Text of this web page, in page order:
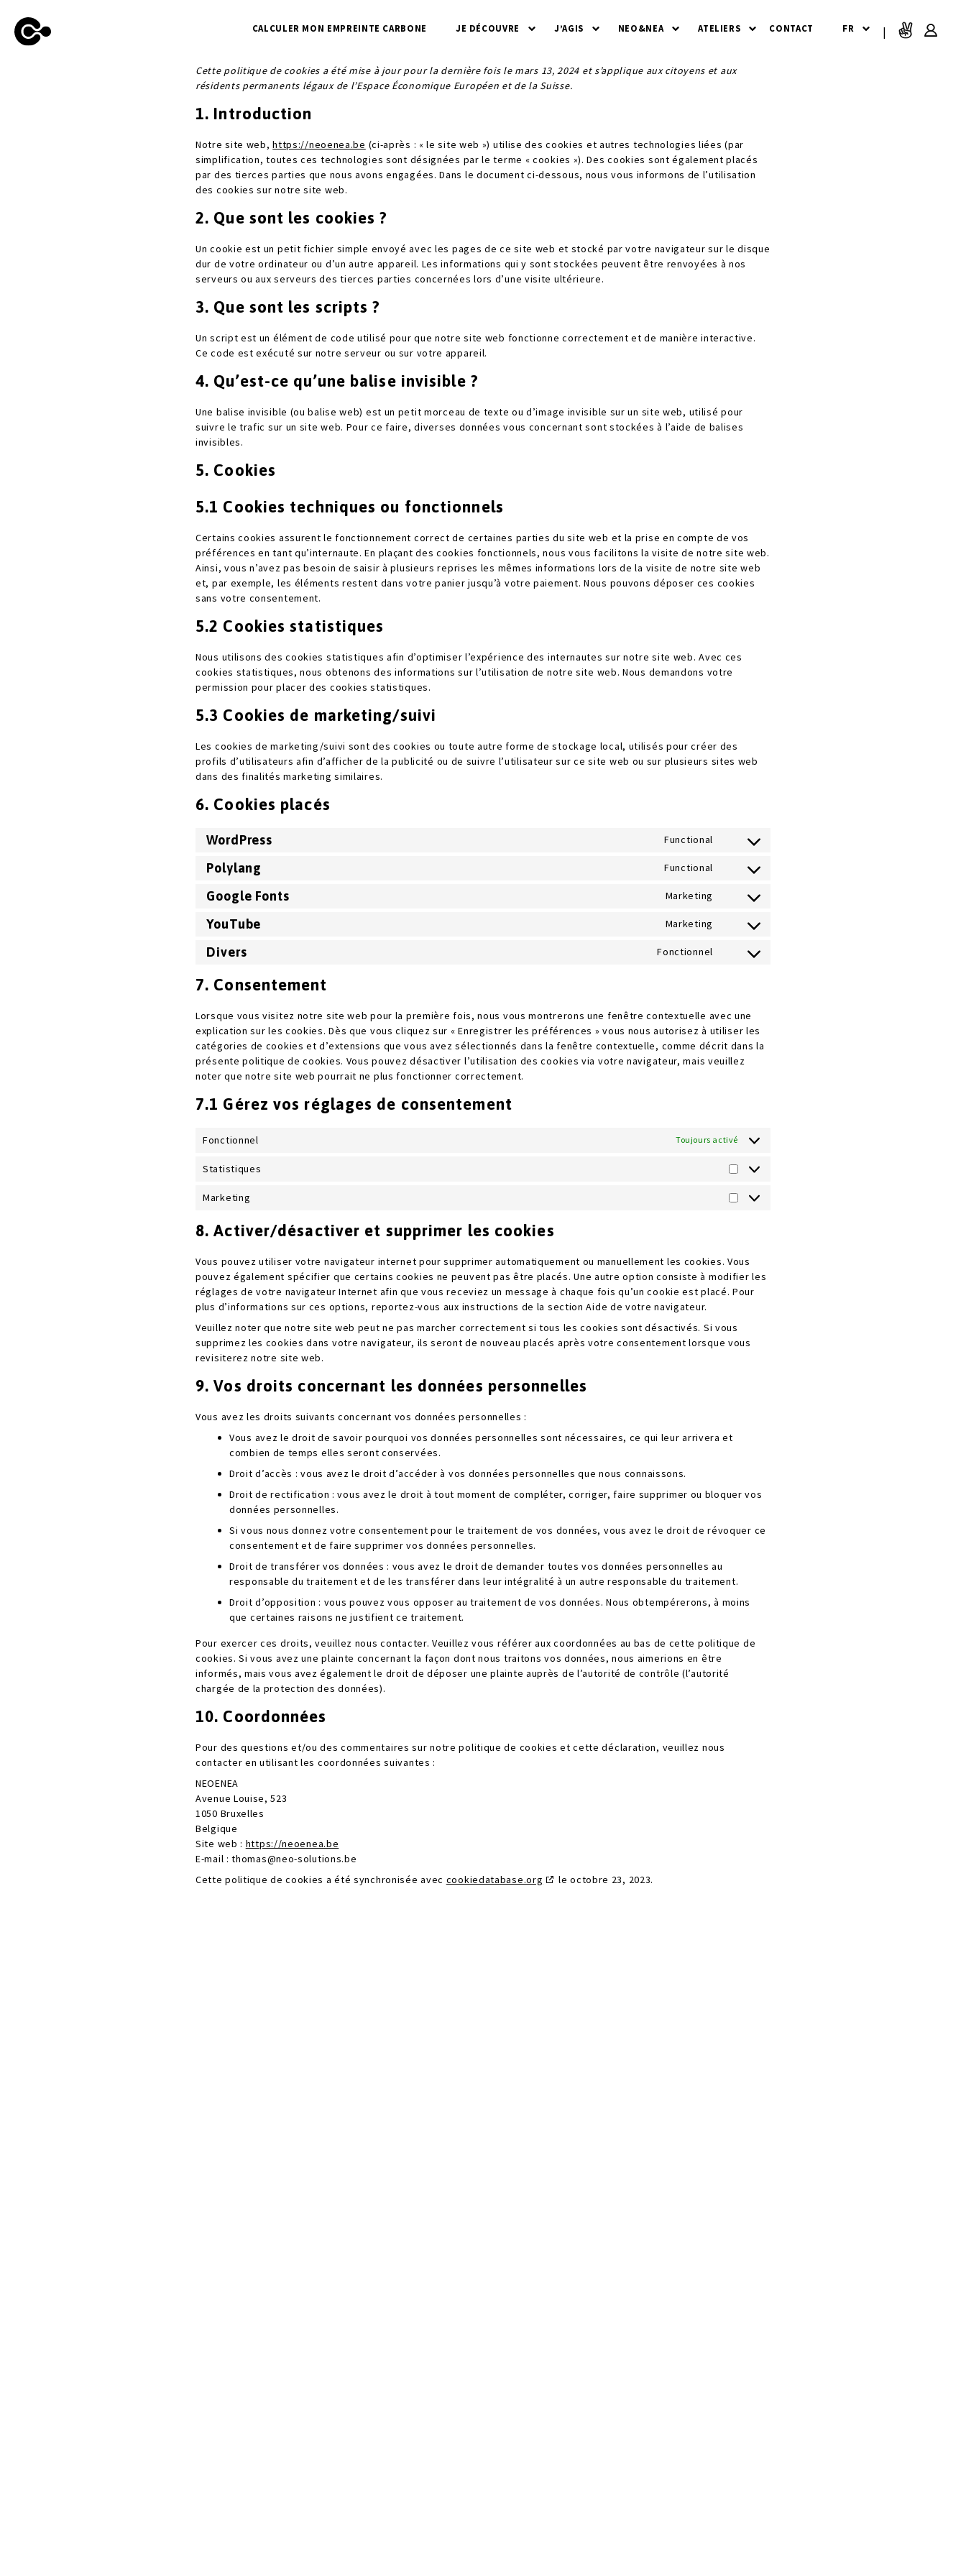
CALCULER MON EMPREINTE CARBONE JE DÉCOUVRE J’AGIS NEO&NEA ATELIERS CONTACT FR |
Cette politique de cookies a été mise à jour pour la dernière fois le mars 13, 2024 et s’applique aux citoyens et aux
résidents permanents légaux de l’Espace Économique Européen et de la Suisse.
1. Introduction
Notre site web,https://neoenea.be (ci-après : « le site web ») utilise des cookies et autres technologies liées (par
simplification, toutes ces technologies sont désignées par le terme « cookies »). Des cookies sont également placés
par des tierces parties que nous avons engagées. Dans le document ci-dessous, nous vous informons de l’utilisation
des cookies sur notre site web.
2. Que sont les cookies ?
Un cookie est un petit fichier simple envoyé avec les pages de ce site web et stocké par votre navigateur sur le disque
dur de votre ordinateur ou d’un autre appareil. Les informations qui y sont stockées peuvent être renvoyées à nos
serveurs ou aux serveurs des tierces parties concernées lors d’une visite ultérieure.
3. Que sont les scripts ?
Un script est un élément de code utilisé pour que notre site web fonctionne correctement et de manière interactive.
Ce code est exécuté sur notre serveur ou sur votre appareil.
4. Qu’est-ce qu’une balise invisible ?
Une balise invisible (ou balise web) est un petit morceau de texte ou d’image invisible sur un site web, utilisé pour
suivre le trafic sur un site web. Pour ce faire, diverses données vous concernant sont stockées à l’aide de balises
invisibles.
5. Cookies
5.1 Cookies techniques ou fonctionnels
Certains cookies assurent le fonctionnement correct de certaines parties du site web et la prise en compte de vos
préférences en tant qu’internaute. En plaçant des cookies fonctionnels, nous vous facilitons la visite de notre site web.
Ainsi, vous n’avez pas besoin de saisir à plusieurs reprises les mêmes informations lors de la visite de notre site web
et, par exemple, les éléments restent dans votre panier jusqu’à votre paiement. Nous pouvons déposer ces cookies
sans votre consentement.
5.2 Cookies statistiques
Nous utilisons des cookies statistiques afin d’optimiser l’expérience des internautes sur notre site web. Avec ces
cookies statistiques, nous obtenons des informations sur l’utilisation de notre site web. Nous demandons votre
permission pour placer des cookies statistiques.
5.3 Cookies de marketing/suivi
Les cookies de marketing/suivi sont des cookies ou toute autre forme de stockage local, utilisés pour créer des
profils d’utilisateurs afin d’afficher de la publicité ou de suivre l’utilisateur sur ce site web ou sur plusieurs sites web
dans des finalités marketing similaires.
6. Cookies placés
WordPress Functional
Consent
service
wordpress
Polylang Functional
Consent
service
polylang
Google Fonts Marketing
Consent
service
google-
YouTube Marketing
Consent
service
Divers Fonctionnel
Consent
7. Consentement
Lorsque vous visitez notre site web pour la première fois, nous vous montrerons une fenêtre contextuelle avec une
explication sur les cookies. Dès que vous cliquez sur « Enregistrer les préférences » vous nous autorisez à utiliser les
catégories de cookies et d’extensions que vous avez sélectionnés dans la fenêtre contextuelle, comme décrit dans la
présente politique de cookies. Vous pouvez désactiver l’utilisation des cookies via votre navigateur, mais veuillez
noter que notre site web pourrait ne plus fonctionner correctement.
7.1 Gérez vos réglages de consentement
Fonctionnel Toujours activé
Statistiques
Statistiques
Marketing
Marketing
8. Activer/désactiver et supprimer les cookies
Vous pouvez utiliser votre navigateur internet pour supprimer automatiquement ou manuellement les cookies. Vous
pouvez également spécifier que certains cookies ne peuvent pas être placés. Une autre option consiste à modifier les
réglages de votre navigateur Internet afin que vous receviez un message à chaque fois qu’un cookie est placé. Pour
plus d’informations sur ces options, reportez-vous aux instructions de la section Aide de votre navigateur.
Veuillez noter que notre site web peut ne pas marcher correctement si tous les cookies sont désactivés. Si vous
supprimez les cookies dans votre navigateur, ils seront de nouveau placés après votre consentement lorsque vous
revisiterez notre site web.
9. Vos droits concernant les données personnelles
Vous avez les droits suivants concernant vos données personnelles :
Vous avez le droit de savoir pourquoi vos données personnelles sont nécessaires, ce qui leur arrivera et
combien de temps elles seront conservées.
Droit d’accès : vous avez le droit d’accéder à vos données personnelles que nous connaissons.
Droit de rectification : vous avez le droit à tout moment de compléter, corriger, faire supprimer ou bloquer vos
données personnelles.
Si vous nous donnez votre consentement pour le traitement de vos données, vous avez le droit de révoquer ce
consentement et de faire supprimer vos données personnelles.
Droit de transférer vos données : vous avez le droit de demander toutes vos données personnelles au
responsable du traitement et de les transférer dans leur intégralité à un autre responsable du traitement.
Droit d’opposition : vous pouvez vous opposer au traitement de vos données. Nous obtempérerons, à moins
que certaines raisons ne justifient ce traitement.
Pour exercer ces droits, veuillez nous contacter. Veuillez vous référer aux coordonnées au bas de cette politique de
cookies. Si vous avez une plainte concernant la façon dont nous traitons vos données, nous aimerions en être
informés, mais vous avez également le droit de déposer une plainte auprès de l’autorité de contrôle (l’autorité
chargée de la protection des données).
10. Coordonnées
Pour des questions et/ou des commentaires sur notre politique de cookies et cette déclaration, veuillez nous
contacter en utilisant les coordonnées suivantes :
NEOENEA
Avenue Louise, 523
1050 Bruxelles
Belgique
Site web : https://neoenea.be
E-mail :thomas@neo-solutions.be
Cette politique de cookies a été synchronisée avec cookiedatabase.org le octobre 23, 2023.